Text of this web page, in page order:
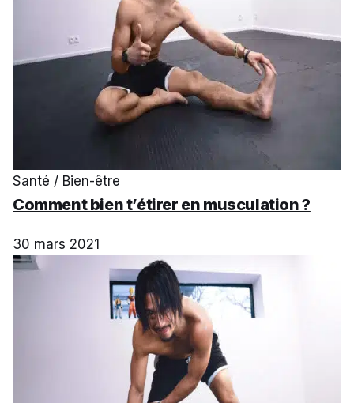
Santé / Bien-être
Comment bien t’étirer en musculation ?
30 mars 2021